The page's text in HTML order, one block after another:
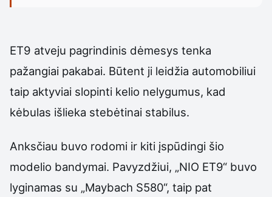
ET9 atveju pagrindinis dėmesys tenka
pažangiai pakabai. Būtent ji leidžia automobiliui
taip aktyviai slopinti kelio nelygumus, kad
kėbulas išlieka stebėtinai stabilus.
Anksčiau buvo rodomi ir kiti įspūdingi šio
modelio bandymai. Pavyzdžiui, „NIO ET9“ buvo
lyginamas su „Maybach S580“, taip pat